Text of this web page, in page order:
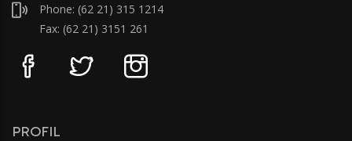
Phone: (62 21) 315 1214
Fax: (62 21) 3151 261
PROFIL